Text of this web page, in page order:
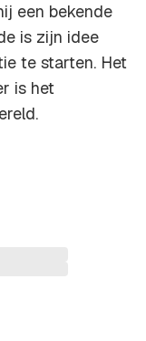
een bekende
is zijn idee
te starten. Het
is het